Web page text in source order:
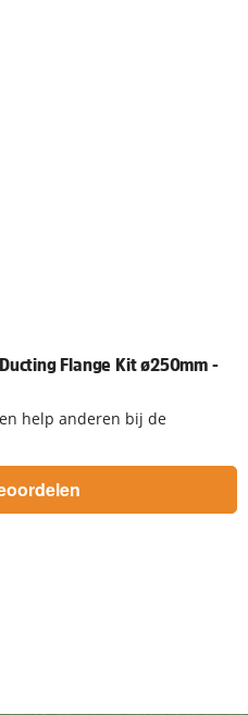
Flange Kit ø250mm -
help anderen bij de